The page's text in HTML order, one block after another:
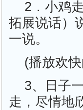
2．小鸡
拓展说话）
一说。
(播放欢
3、日子
走，尽情地